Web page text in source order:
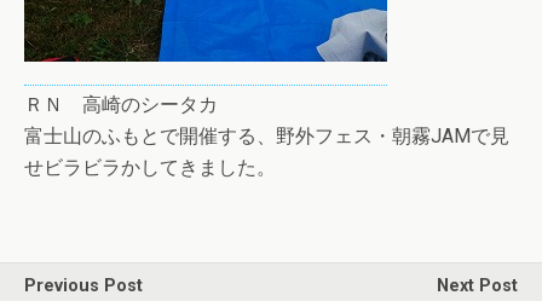
ＲＮ 高崎のシータカ
富士山のふもとで開催する、野外フェス・朝霧JAMで見
せビラビラかしてきました。
Previous Post
Next Post